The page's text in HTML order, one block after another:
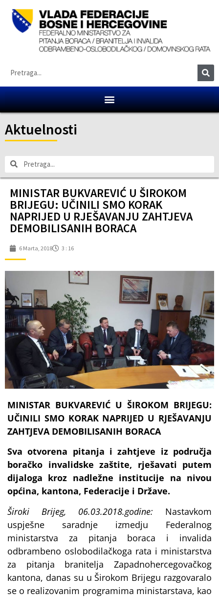
Aktuelnosti
MINISTAR BUKVAREVIĆ U ŠIROKOM
BRIJEGU: UČINILI SMO KORAK
NAPRIJED U RJEŠAVANJU ZAHTJEVA
DEMOBILISANIH BORACA
6 Marta, 2018 3 : 16
MINISTAR BUKVAREVIĆ U ŠIROKOM BRIJEGU:
UČINILI SMO KORAK NAPRIJED U RJEŠAVANJU
ZAHTJEVA DEMOBILISANIH BORACA
Sva otvorena pitanja i zahtjeve iz područja
boračko invalidske zaštite, rješavati putem
dijaloga kroz nadležne institucije na nivou
općina, kantona, Federacije i Države.
Široki Brijeg, 06.03.2018.godine: Nastavkom
uspješne saradnje izmedju Federalnog
ministarstva za pitanja boraca i invalida
odbrambeno oslobodilačkoga rata i ministarstva
za pitanja branitelja Zapadnohercegovačkog
kantona, danas su u Širokom Brijegu razgovaralo
se o realizovanim programima ministarstava, kao